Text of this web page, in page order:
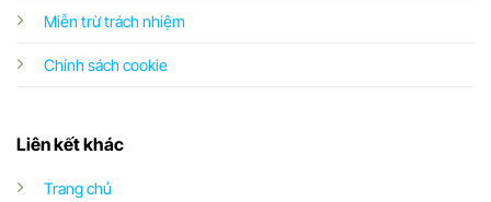
Miễn trừ trách nhiệm
Chính sách cookie
Liên kết khác
Trang chủ